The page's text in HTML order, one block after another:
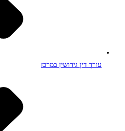
עורך דין גירושין במרכז